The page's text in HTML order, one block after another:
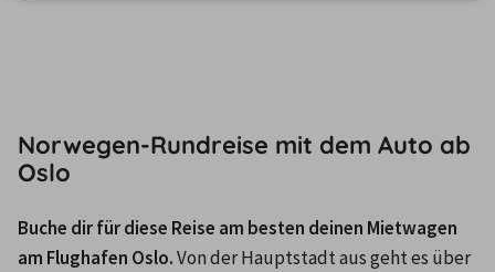
Norwegen-Rundreise mit dem Auto ab
Oslo
Buche dir für diese Reise am besten deinen Mietwagen
am Flughafen Oslo. Von der Hauptstadt aus geht es über